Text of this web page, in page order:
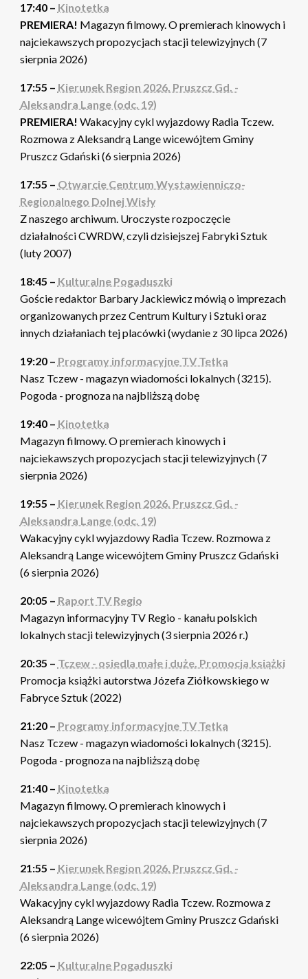
17:40 – Kinotetka
PREMIERA! Magazyn filmowy. O premierach kinowych i
najciekawszych propozycjach stacji telewizyjnych (7
sierpnia 2026)
17:55 – Kierunek Region 2026. Pruszcz Gd. -
Aleksandra Lange (odc. 19)
PREMIERA! Wakacyjny cykl wyjazdowy Radia Tczew.
Rozmowa z Aleksandrą Lange wicewójtem Gminy
Pruszcz Gdański (6 sierpnia 2026)
17:55 – Otwarcie Centrum Wystawienniczo-
Regionalnego Dolnej Wisły
Z naszego archiwum. Uroczyste rozpoczęcie
działalności CWRDW, czyli dzisiejszej Fabryki Sztuk
(luty 2007)
18:45 – Kulturalne Pogaduszki
Goście redaktor Barbary Jackiewicz mówią o imprezach
organizowanych przez Centrum Kultury i Sztuki oraz
innych działaniach tej placówki (wydanie z 30 lipca 2026)
19:20 – Programy informacyjne TV Tetka
Nasz Tczew - magazyn wiadomości lokalnych (3215).
Pogoda - prognoza na najbliższą dobę
19:40 – Kinotetka
Magazyn filmowy. O premierach kinowych i
najciekawszych propozycjach stacji telewizyjnych (7
sierpnia 2026)
19:55 – Kierunek Region 2026. Pruszcz Gd. -
Aleksandra Lange (odc. 19)
Wakacyjny cykl wyjazdowy Radia Tczew. Rozmowa z
Aleksandrą Lange wicewójtem Gminy Pruszcz Gdański
(6 sierpnia 2026)
20:05 – Raport TV Regio
Magazyn informacyjny TV Regio - kanału polskich
lokalnych stacji telewizyjnych (3 sierpnia 2026 r.)
20:35 – Tczew - osiedla małe i duże. Promocja książki
Promocja książki autorstwa Józefa Ziółkowskiego w
Fabryce Sztuk (2022)
21:20 – Programy informacyjne TV Tetka
Nasz Tczew - magazyn wiadomości lokalnych (3215).
Pogoda - prognoza na najbliższą dobę
21:40 – Kinotetka
Magazyn filmowy. O premierach kinowych i
najciekawszych propozycjach stacji telewizyjnych (7
sierpnia 2026)
21:55 – Kierunek Region 2026. Pruszcz Gd. -
Aleksandra Lange (odc. 19)
Wakacyjny cykl wyjazdowy Radia Tczew. Rozmowa z
Aleksandrą Lange wicewójtem Gminy Pruszcz Gdański
(6 sierpnia 2026)
22:05 – Kulturalne Pogaduszki